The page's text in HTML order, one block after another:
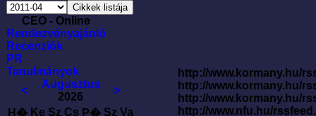
CEO - Online
Rendezvényajánló
Recenziók
PR
Tanulmányok
<
Augusztus
2026
>
H� Ke Sz Cs P� Sz Va
http://www.kormany.hu/
http://www.kormany.hu/
http://www.kormany.hu/
http://www.nfu.hu/